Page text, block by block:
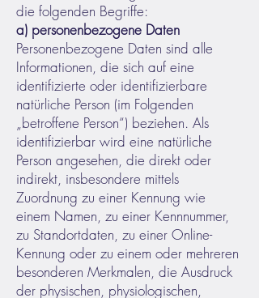
die folgenden Begriffe:
a) personenbezogene Daten
Personenbezogene Daten sind alle
Informationen, die sich auf eine
identifizierte oder identifizierbare
natürliche Person (im Folgenden
„betroffene Person“) beziehen. Als
identifizierbar wird eine natürliche
Person angesehen, die direkt oder
indirekt, insbesondere mittels
Zuordnung zu einer Kennung wie
einem Namen, zu einer Kennnummer,
zu Standortdaten, zu einer Online-
Kennung oder zu einem oder mehreren
besonderen Merkmalen, die Ausdruck
der physischen, physiologischen,